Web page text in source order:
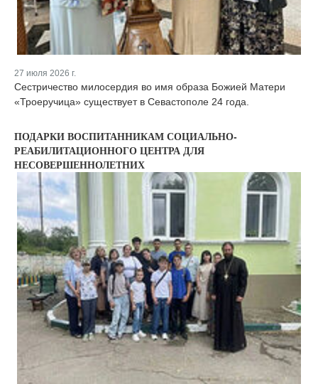
27 июля 2026 г.
Сестричество милосердия во имя образа Божией Матери
«Троеручица» существует в Севастополе 24 года.
ПОДАРКИ ВОСПИТАННИКАМ СОЦИАЛЬНО-
РЕАБИЛИТАЦИОННОГО ЦЕНТРА ДЛЯ
НЕСОВЕРШЕННОЛЕТНИХ